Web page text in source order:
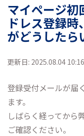
マイページ初
ドレス登録
がどうしたら
更新日: 2025.08.04 10:16
登録受付メールが届
ます。
しばらく経ってから
ご確認ください。